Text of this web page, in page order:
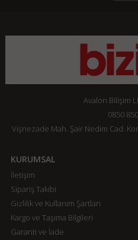
Avalon Bilişim
0850
Vişnezade Mah. Şair Nedim Cad.
KURUMSAL
İletişim
Sipariş Takibi
Gizlilik ve Kullanım Şartları
Kargo ve Taşıma Bilgileri
Garanti ve İade